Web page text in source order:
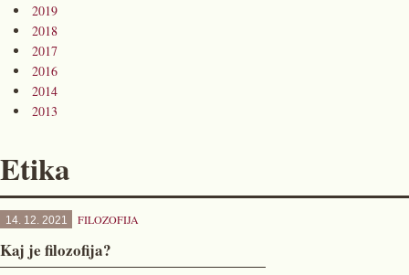
2019
2018
2017
2016
2014
2013
Etika
14. 12. 2021 FILOZOFIJA
Kaj je filozofija?